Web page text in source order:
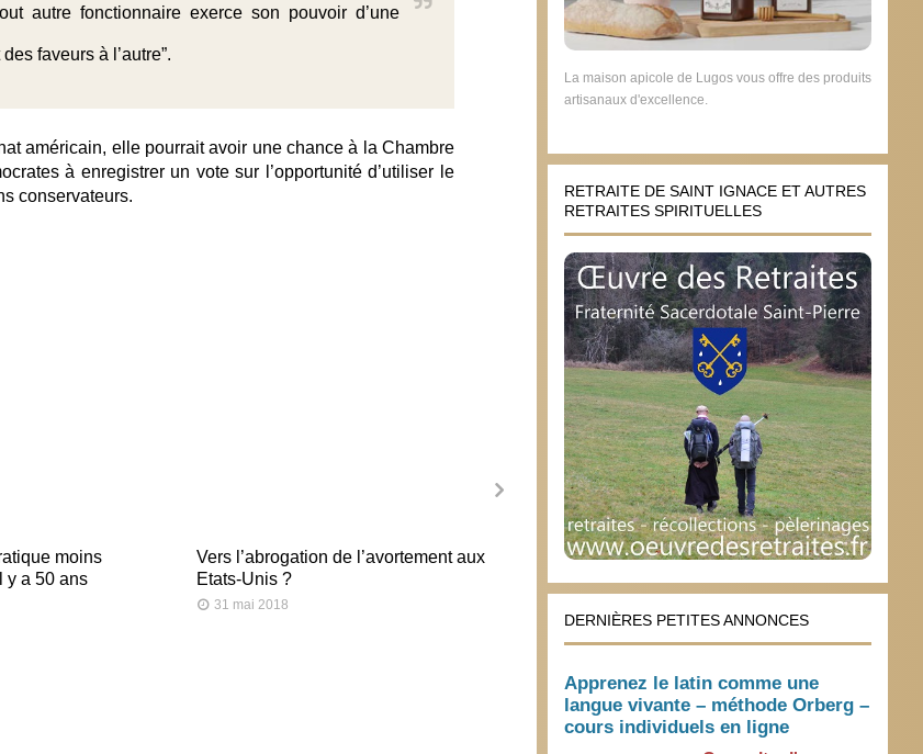
autre fonctionnaire exerce son pouvoir d’une
faveurs à l’autre”.
américain, elle pourrait avoir une chance à la Chambre
à enregistrer un vote sur l’opportunité d’utiliser le
conservateurs.
moins
y a 50 ans
Vers l’abrogation de l’avortement aux
Etats-Unis ?
31 mai 2018
Laïcité à l’américaine
2 août 2006
dans
La maison apicole de Lugos vous offre des produits
artisanaux d'excellence.
RETRAITE DE SAINT IGNACE ET AUTRES
RETRAITES SPIRITUELLES
DERNIÈRES PETITES ANNONCES
Apprenez le latin comme une
langue vivante – méthode Orberg –
cours individuels en ligne